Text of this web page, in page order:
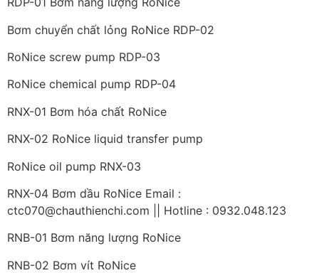
Bơm chuyển chất lỏng RoNice RDP-02
RoNice screw pump RDP-03
RoNice chemical pump RDP-04
RNX-01 Bơm hóa chất RoNice
RNX-02 RoNice liquid transfer pump
RoNice oil pump RNX-03
RNX-04 Bơm dầu RoNice Email :
ctc070@chauthienchi.com || Hotline : 0932.048.123
RNB-01 Bơm năng lượng RoNice
RNB-02 Bơm vít RoNice